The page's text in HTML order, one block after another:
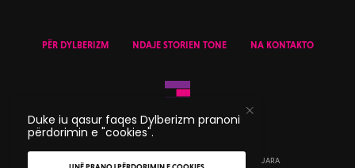
PËR DYLBERIZM NDAJE STORIEN TONE NA KONTAKTO
© 2020 DYLBERIZM - TË GJITHA TË DREJTAT E REZERVUARA
Duke iu qasur faqes Dylberizm pranoni
përdorimin e "cookies".